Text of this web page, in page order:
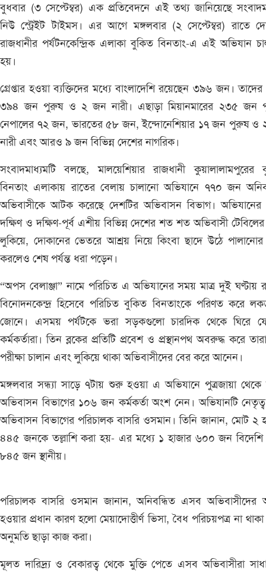
বুধবার (৩ সেপ্টেম্বর) এক প্রতিবেদনে এই তথ্য জানিয়েছে
নিউ স্ট্রেইট টাইমস। এর আগে মঙ্গলবার (২ সেপ্টেম্বর) রাতে
রাজধানীর পর্যটনকেন্দ্রিক এলাকা বুকিত বিনতাং-এ এই অভিযান
হয়।
গ্রেপ্তার হওয়া ব্যক্তিদের মধ্যে বাংলাদেশি রয়েছেন ৩৯৬ জন। তাদের
৩৯৪ জন পুরুষ ও ২ জন নারী। এছাড়া মিয়ানমারের ২৩৫ জন
নেপালের ৭২ জন, ভারতের ৫৮ জন, ইন্দোনেশিয়ার ১৭ জন পুরুষ ও
নারী এবং আরও ৯ জন বিভিন্ন দেশের নাগরিক।
সংবাদমাধ্যমটি বলছে, মালয়েশিয়ার রাজধানী কুয়ালালামপুরের
বিনতাং এলাকায় রাতের বেলায় চালানো অভিযানে ৭৭০ জন
অভিবাসীকে আটক করেছে দেশটির অভিবাসন বিভাগ।
দক্ষিণ ও দক্ষিণ-পূর্ব এশীয় বিভিন্ন দেশের শত শত অভিবাসী টেবিলের
লুকিয়ে, দোকানের ভেতরে আশ্রয় নিয়ে কিংবা ছাদে উঠে পালানোর
করলেও শেষ পর্যন্ত ধরা পড়েন।
“অপস বেলাঞ্জা” নামে পরিচিত এ অভিযানের সময় মাত্র দুই ঘণ্টায়
বিনোদনকেন্দ্র হিসেবে পরিচিত বুকিত বিনতাংকে পরিণত করে
জোনে। এসময় পর্যটকে ভরা সড়কগুলো চারদিক থেকে ঘিরে
কর্মকর্তারা। তিন ব্লকের প্রতিটি প্রবেশ ও প্রস্থানপথ অবরুদ্ধ করে
পরীক্ষা চালান এবং লুকিয়ে থাকা অভিবাসীদের বের করে আনেন।
মঙ্গলবার সন্ধ্যা সাড়ে ৭টায় শুরু হওয়া এ অভিযানে পুত্রজায়া
অভিবাসন বিভাগের ১০৬ জন কর্মকর্তা অংশ নেন। অভিযানটি
অভিবাসন বিভাগের পরিচালক বাসরি ওসমান। তিনি জানান, মোট ২
৪৪৫ জনকে তল্লাশি করা হয়- এর মধ্যে ১ হাজার ৬০০ জন
৮৪৫ জন স্থানীয়।
পরিচালক বাসরি ওসমান জানান, অনিবন্ধিত এসব
হওয়ার প্রধান কারণ হলো মেয়াদোত্তীর্ণ ভিসা, বৈধ পরিচয়পত্র না
অনুমতি ছাড়া কাজ করা।
মূলত দারিদ্র্য ও বেকারত্ব থেকে মুক্তি পেতে এসব অভিবাসীরা